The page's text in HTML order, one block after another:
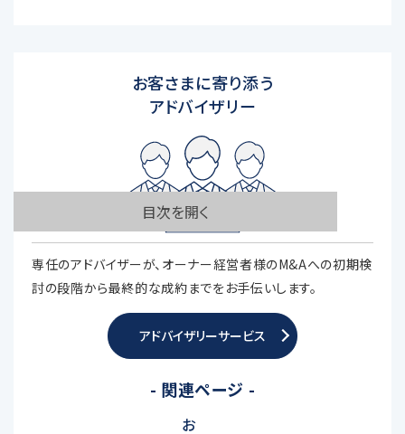
目次を開く
お客さまに寄り添う
アドバイザリー
専任のアドバイザーが、オーナー経営者様のM&Aへの初期検
討の段階から最終的な成約までをお手伝いします。
アドバイザリーサービス
- 関連ページ -
お